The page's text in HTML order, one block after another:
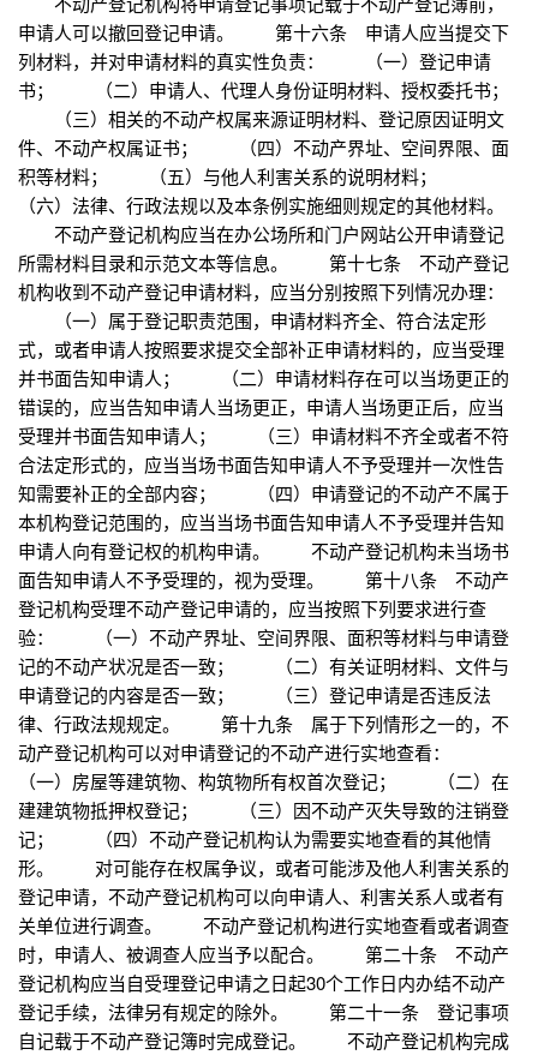
申请人可以撤回登记申请。 第十六条 申请人应当提交下
列材料，并对申请材料的真实性负责： （一）登记申请
书； （二）申请人、代理人身份证明材料、授权委托书；
（三）相关的不动产权属来源证明材料、登记原因证明文
件、不动产权属证书； （四）不动产界址、空间界限、面
积等材料； （五）与他人利害关系的说明材料；
（六）法律、行政法规以及本条例实施细则规定的其他材料。
不动产登记机构应当在办公场所和门户网站公开申请登记
所需材料目录和示范文本等信息。 第十七条 不动产登记
机构收到不动产登记申请材料，应当分别按照下列情况办理：
（一）属于登记职责范围，申请材料齐全、符合法定形
式，或者申请人按照要求提交全部补正申请材料的，应当受理
并书面告知申请人； （二）申请材料存在可以当场更正的
错误的，应当告知申请人当场更正，申请人当场更正后，应当
受理并书面告知申请人； （三）申请材料不齐全或者不符
合法定形式的，应当当场书面告知申请人不予受理并一次性告
知需要补正的全部内容； （四）申请登记的不动产不属于
本机构登记范围的，应当当场书面告知申请人不予受理并告知
申请人向有登记权的机构申请。 不动产登记机构未当场书
面告知申请人不予受理的，视为受理。 第十八条 不动产
登记机构受理不动产登记申请的，应当按照下列要求进行查
验： （一）不动产界址、空间界限、面积等材料与申请登
记的不动产状况是否一致； （二）有关证明材料、文件与
申请登记的内容是否一致； （三）登记申请是否违反法
律、行政法规规定。 第十九条 属于下列情形之一的，不
动产登记机构可以对申请登记的不动产进行实地查看：
（一）房屋等建筑物、构筑物所有权首次登记； （二）在
建建筑物抵押权登记； （三）因不动产灭失导致的注销登
记； （四）不动产登记机构认为需要实地查看的其他情
形。 对可能存在权属争议，或者可能涉及他人利害关系的
登记申请，不动产登记机构可以向申请人、利害关系人或者有
关单位进行调查。 不动产登记机构进行实地查看或者调查
时，申请人、被调查人应当予以配合。 第二十条 不动产
登记机构应当自受理登记申请之日起30个工作日内办结不动产
登记手续，法律另有规定的除外。 第二十一条 登记事项
自记载于不动产登记簿时完成登记。 不动产登记机构完成